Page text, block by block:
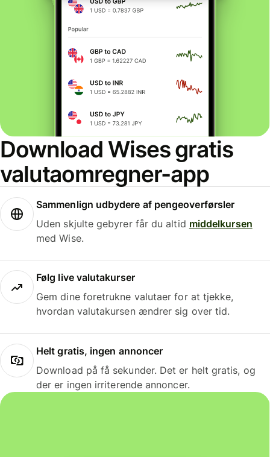
Download Wises gratis
valutaomregner-app
Sammenlign udbydere af pengeoverførsler
Uden skjulte gebyrer får du altid middelkursen
med Wise.
Følg live valutakurser
Gem dine foretrukne valutaer for at tjekke,
hvordan valutakursen ændrer sig over tid.
Helt gratis, ingen annoncer
Download på få sekunder. Det er helt gratis, og
der er ingen irriterende annoncer.